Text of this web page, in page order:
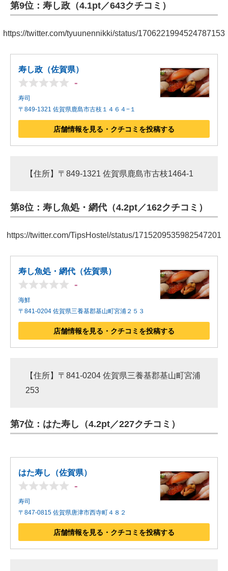
第9位：寿し政（4.1pt／643クチコミ）
https://twitter.com/tyuunennikki/status/1706221994524787153
寿し政（佐賀県）
-
寿司
〒849-1321 佐賀県鹿島市古枝１４６４−１
店舗情報を見る・クチコミを投稿する
【住所】〒849-1321 佐賀県鹿島市古枝1464-1
第8位：寿し魚処・網代（4.2pt／162クチコミ）
https://twitter.com/TipsHostel/status/1715209535982547201
寿し魚処・網代（佐賀県）
-
海鮮
〒841-0204 佐賀県三養基郡基山町宮浦２５３
店舗情報を見る・クチコミを投稿する
【住所】〒841-0204 佐賀県三養基郡基山町宮浦
253
第7位：はた寿し（4.2pt／227クチコミ）
はた寿し（佐賀県）
-
寿司
〒847-0815 佐賀県唐津市西寺町４８２
店舗情報を見る・クチコミを投稿する